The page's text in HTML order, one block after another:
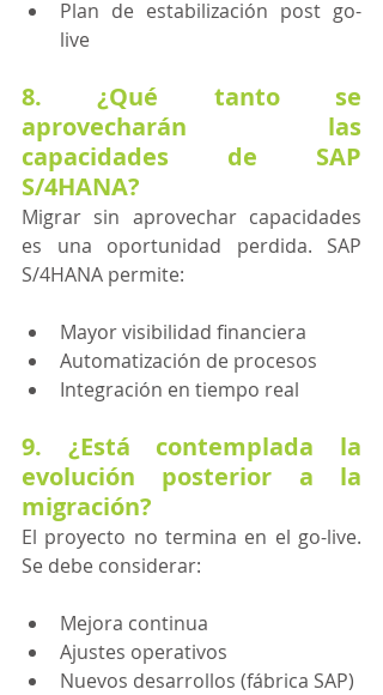
Plan de estabilización post go-
live
8. ¿Qué tanto se
aprovecharán las
capacidades de SAP
S/4HANA?
Migrar sin aprovechar capacidades
es una oportunidad perdida. SAP
S/4HANA permite:
Mayor visibilidad financiera
Automatización de procesos
Integración en tiempo real
9. ¿Está contemplada la
evolución posterior a la
migración?
El proyecto no termina en el go-live.
Se debe considerar:
Mejora continua
Ajustes operativos
Nuevos desarrollos (fábrica SAP)